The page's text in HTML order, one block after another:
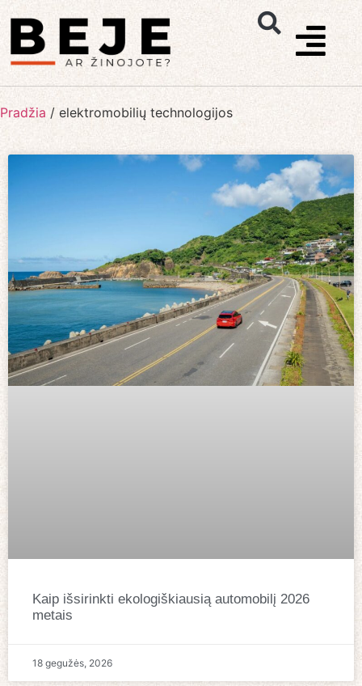
Pradžia / elektromobilių technologijos
Kaip išsirinkti ekologiškiausią automobilį 2026
metais
18 gegužės, 2026